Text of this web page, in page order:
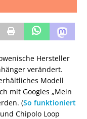
Hersteller
verändert.
Modell
mit Googles „Mein
(So funktioniert
Chipolo Loop